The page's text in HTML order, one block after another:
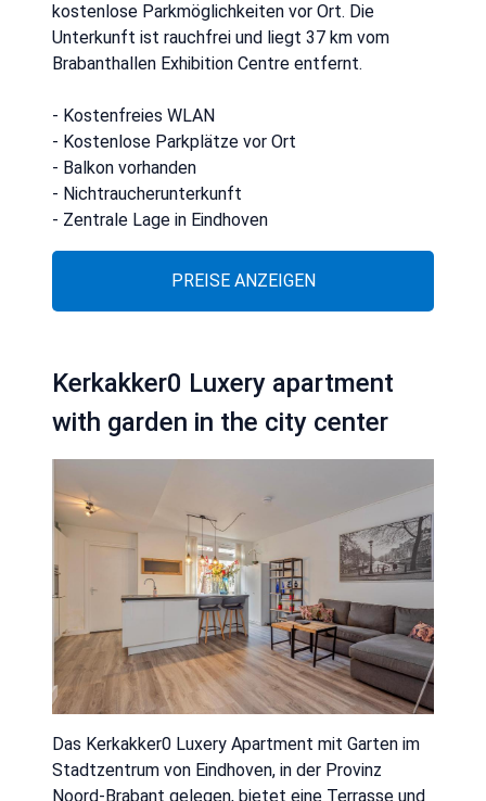
kostenlose Parkmöglichkeiten vor Ort. Die
Unterkunft ist rauchfrei und liegt 37 km vom
Brabanthallen Exhibition Centre entfernt.
- Kostenfreies WLAN
- Kostenlose Parkplätze vor Ort
- Balkon vorhanden
- Nichtraucherunterkunft
- Zentrale Lage in Eindhoven
PREISE ANZEIGEN
Kerkakker0 Luxery apartment
with garden in the city center
Das Kerkakker0 Luxery Apartment mit Garten im
Stadtzentrum von Eindhoven, in der Provinz
Noord-Brabant gelegen, bietet eine Terrasse und